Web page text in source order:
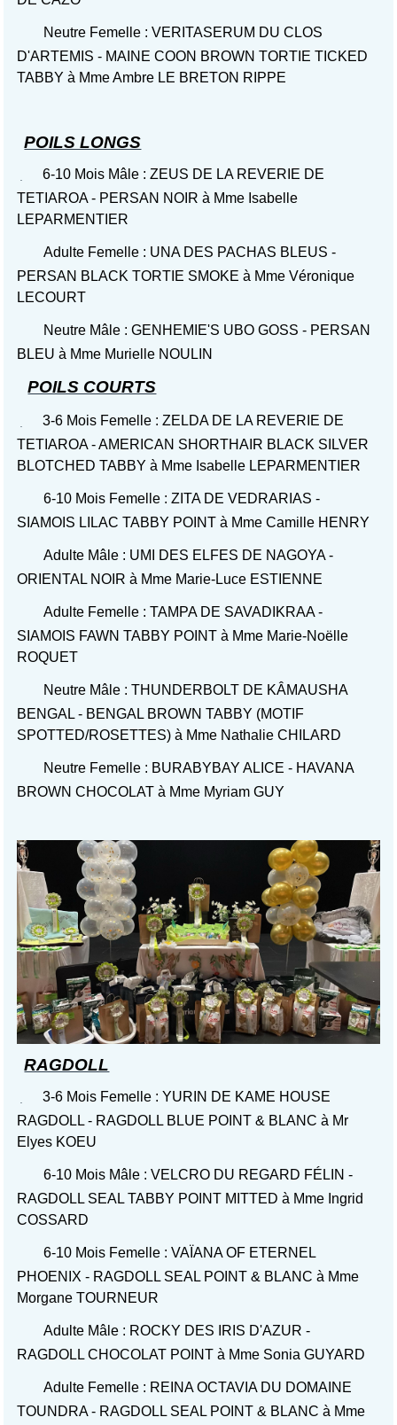
Neutre Femelle : VERITASERUM DU CLOS
D'ARTEMIS - MAINE COON BROWN TORTIE TICKED
TABBY à Mme Ambre LE BRETON RIPPE
POILS LONGS
6-10 Mois Mâle : ZEUS DE LA REVERIE DE
TETIAROA - PERSAN NOIR à Mme Isabelle
LEPARMENTIER
Adulte Femelle : UNA DES PACHAS BLEUS -
PERSAN BLACK TORTIE SMOKE à Mme Véronique
LECOURT
Neutre Mâle : GENHEMIE'S UBO GOSS - PERSAN
BLEU à Mme Murielle NOULIN
POILS COURTS
3-6 Mois Femelle : ZELDA DE LA REVERIE DE
TETIAROA - AMERICAN SHORTHAIR BLACK SILVER
BLOTCHED TABBY à Mme Isabelle LEPARMENTIER
6-10 Mois Femelle : ZITA DE VEDRARIAS -
SIAMOIS LILAC TABBY POINT à Mme Camille HENRY
Adulte Mâle : UMI DES ELFES DE NAGOYA -
ORIENTAL NOIR à Mme Marie-Luce ESTIENNE
Adulte Femelle : TAMPA DE SAVADIKRAA -
SIAMOIS FAWN TABBY POINT à Mme Marie-Noëlle
ROQUET
Neutre Mâle : THUNDERBOLT DE KÂMAUSHA
BENGAL - BENGAL BROWN TABBY (MOTIF
SPOTTED/ROSETTES) à Mme Nathalie CHILARD
Neutre Femelle : BURABYBAY ALICE - HAVANA
BROWN CHOCOLAT à Mme Myriam GUY
RAGDOLL
3-6 Mois Femelle : YURIN DE KAME HOUSE
RAGDOLL - RAGDOLL BLUE POINT & BLANC à Mr
Elyes KOEU
6-10 Mois Mâle : VELCRO DU REGARD FÉLIN -
RAGDOLL SEAL TABBY POINT MITTED à Mme Ingrid
COSSARD
6-10 Mois Femelle : VAÏANA OF ETERNEL
PHOENIX - RAGDOLL SEAL POINT & BLANC à Mme
Morgane TOURNEUR
Adulte Mâle : ROCKY DES IRIS D'AZUR -
RAGDOLL CHOCOLAT POINT à Mme Sonia GUYARD
Adulte Femelle : REINA OCTAVIA DU DOMAINE
TOUNDRA - RAGDOLL SEAL POINT & BLANC à Mme